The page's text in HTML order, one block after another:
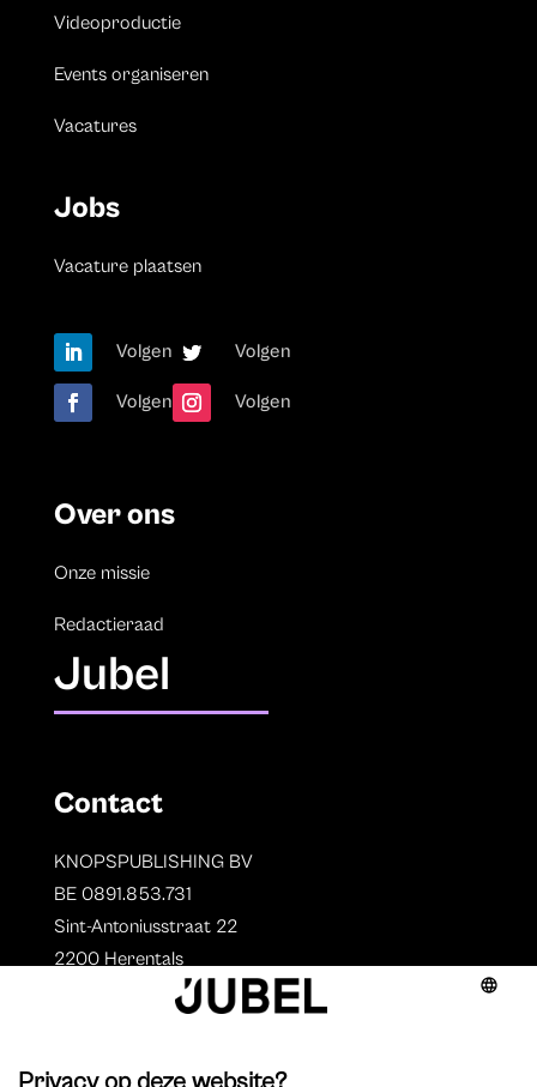
Videoproductie
Events organiseren
Vacatures
Jobs
Vacature plaatsen
Volgen Volgen
Volgen Volgen
Over ons
Onze missie
Redactieraad
Jubel
Contact
KNOPSPUBLISHING BV
BE 0891.853.731
Sint-Antoniusstraat 22
2200 Herentals
Auteurs